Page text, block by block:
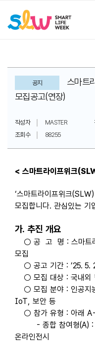
공지
스마트
모집공고(연장)
작성자 MASTER
조회수
88255
< 스마트라이프위크
‘스마트라이프위크
모집합니다. 관심있는 기
가. 추진 개요
○ 공 고 명 : 스마트
모집
○ 공고 기간 : ’25. 5.
○ 모집 대상 : 국내외
○ 모집 분야 : 인공지
IoT, 보안 등
○ 참가 유형 : 아래
- 종합 참여형(A) :
온라인전시